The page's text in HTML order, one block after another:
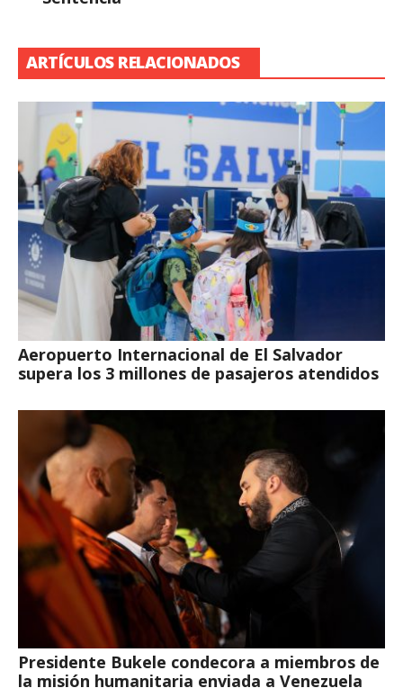
ARTÍCULOS RELACIONADOS
Aeropuerto Internacional de El Salvador
supera los 3 millones de pasajeros atendidos
Presidente Bukele condecora a miembros de
la misión humanitaria enviada a Venezuela